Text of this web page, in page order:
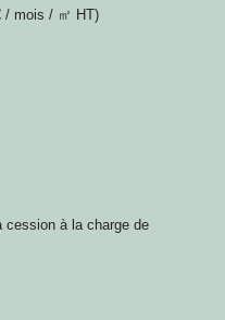
/ mois / ㎡ HT)
cession à la charge de